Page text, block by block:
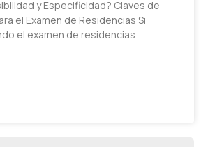
y Especificidad? Claves de
el Examen de Residencias Si
el examen de residencias